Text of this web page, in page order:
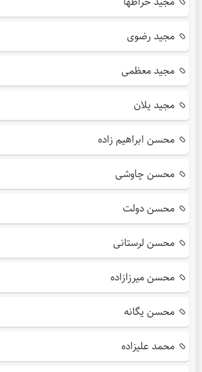
مجید رضوی
مجید معظمی
مجید یلان
محسن ابراهیم زاده
محسن چاوشی
محسن دولت
محسن لرستانی
محسن میرزازاده
محسن یگانه
محمد علیزاده